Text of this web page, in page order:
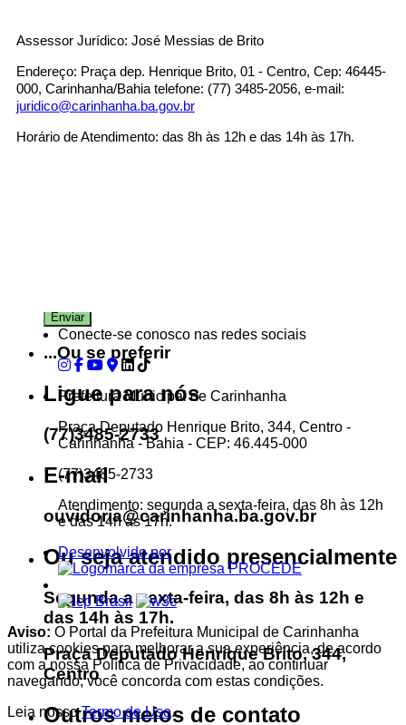
E-mail*
Assunto*
...Ou se preferir
Ligue para nós
(77)3485-2733
E-mail
ouvidoria@carinhanha.ba.gov.br
Ou seja atendido presencialmente
Segunda a sexta-feira, das 8h às 12h e
das 14h às 17h.
Praça Deputado Henrique Brito, 344,
Centro
Outros meios de contato
Assessor Jurídico: José Messias de Brito
Endereço: Praça dep. Henrique Brito, 01 - Centro, Cep: 46445-
000, Carinhanha/Bahia telefone: (77) 3485-2056, e-mail:
juridico@carinhanha.ba.gov.br
Horário de Atendimento: das 8h às 12h e das 14h às 17h.
Conecte-se conosco nas redes sociais
Prefeitura Municipal de Carinhanha
Praça Deputado Henrique Brito, 344, Centro -
Carinhanha - Bahia - CEP: 46.445-000
(77)3485-2733
Atendimento: segunda a sexta-feira, das 8h às 12h
e das 14h às 17h.
Desenvolvido por
Aviso: O Portal da Prefeitura Municipal de Carinhanha
utiliza cookies para melhorar a sua experiência, de acordo
com a nossa Política de Privacidade, ao continuar
navegando, você concorda com estas condições.
Leia nossoTermo de Uso.